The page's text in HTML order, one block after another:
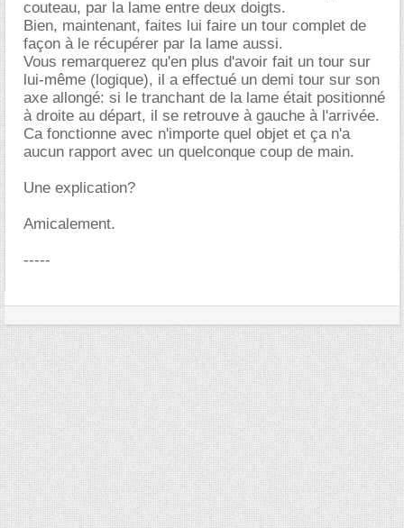
couteau, par la lame entre deux doigts.
Bien, maintenant, faites lui faire un tour complet de
façon à le récupérer par la lame aussi.
Vous remarquerez qu'en plus d'avoir fait un tour sur
lui-même (logique), il a effectué un demi tour sur son
axe allongé: si le tranchant de la lame était positionné
à droite au départ, il se retrouve à gauche à l'arrivée.
Ca fonctionne avec n'importe quel objet et ça n'a
aucun rapport avec un quelconque coup de main.
Une explication?
Amicalement.
-----